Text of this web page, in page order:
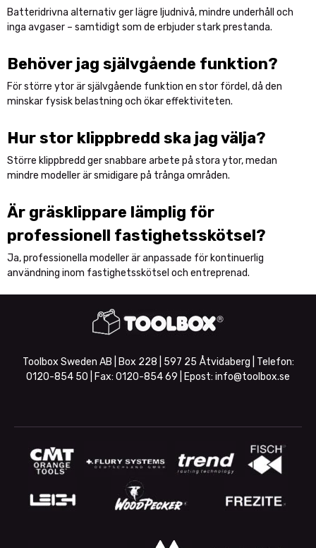
Batteridrivna alternativ ger lägre ljudnivå, mindre underhåll och
inga avgaser – samtidigt som de erbjuder stark prestanda.
Behöver jag självgående funktion?
För större ytor är självgående funktion en stor fördel, då den
minskar fysisk belastning och ökar effektiviteten.
Hur stor klippbredd ska jag välja?
Större klippbredd ger snabbare arbete på stora ytor, medan
mindre modeller är smidigare på trånga områden.
Är gräsklippare lämplig för
professionell fastighetsskötsel?
Ja, professionella modeller är anpassade för kontinuerlig
användning inom fastighetsskötsel och entreprenad.
Toolbox Sweden AB | Box 228 | 597 25 Åtvidaberg | Telefon:
0120-854 50 | Fax: 0120-854 69 | Epost: info@toolbox.se